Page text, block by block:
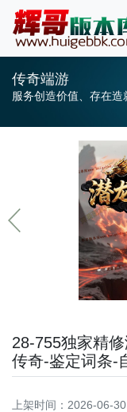
传奇端游
服务创造价值、存在造
28-755独家精
传奇-鉴定词条-
上架时间：2026-06-30